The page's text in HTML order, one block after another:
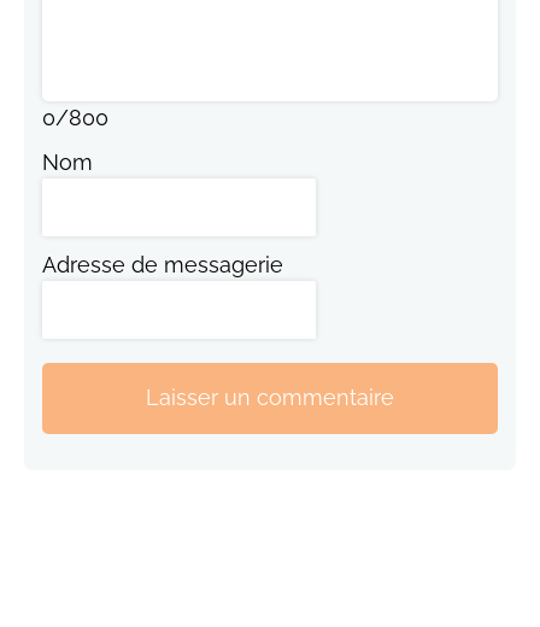
0/800
Nom
Adresse de messagerie
Laisser un commentaire